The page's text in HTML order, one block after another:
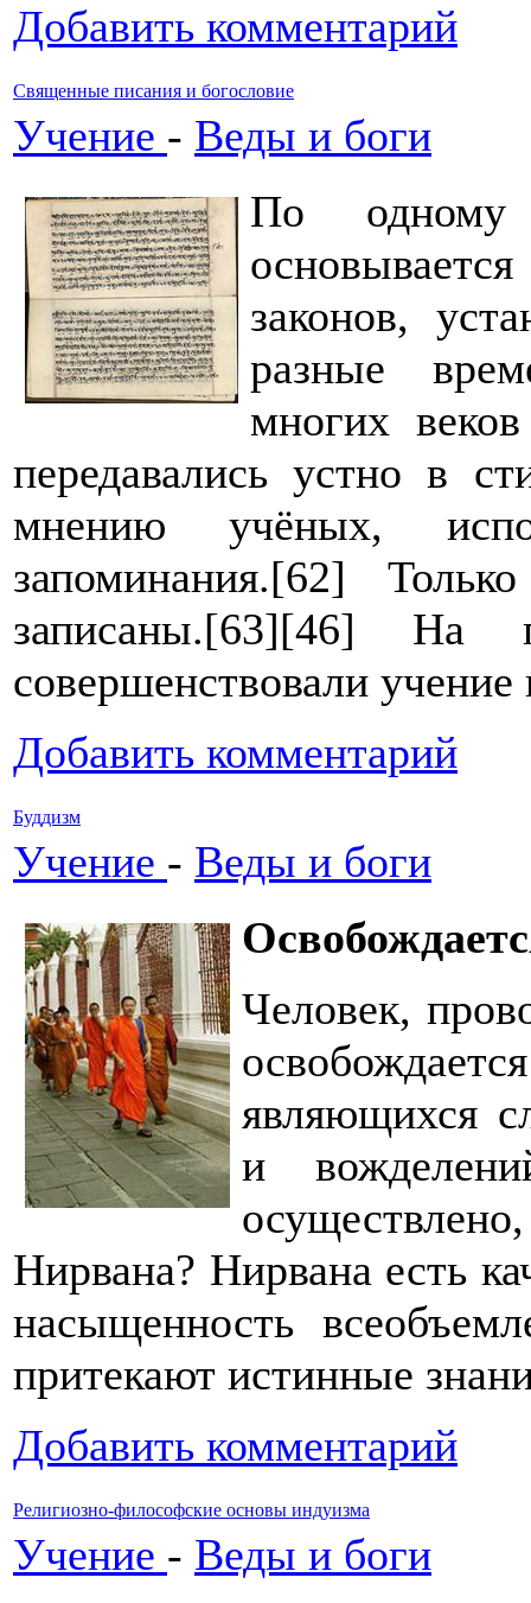
Добавить комментарий
Священные писания и богословие
Учение - Веды и боги
По одному
законов,
разные
многих
передавались устно в
мнению учёных,
запоминания.[62]
записаны.[63][46] На
совершенствовали
Добавить комментарий
Буддизм
Учение - Веды и боги
Человек,
являющихся
и
Нирвана? Нирвана есть
насыщенность
притекают истинные
Добавить комментарий
Религиозно-философские основы индуизма
Учение - Веды и боги